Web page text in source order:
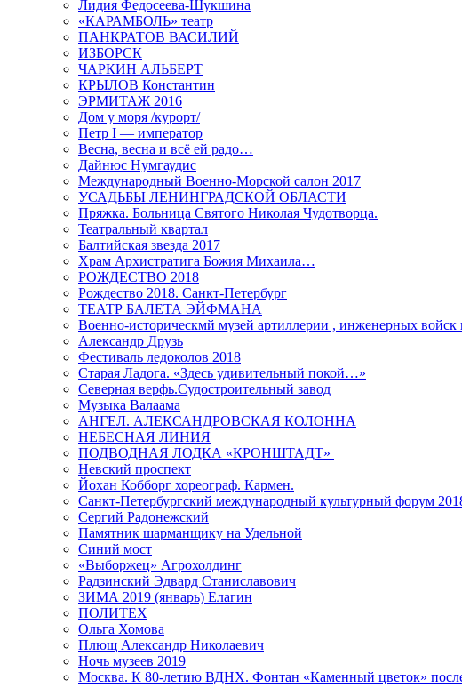
Лидия Федосеева-Шукшина
«КАРАМБОЛЬ» театр
ПАНКРАТОВ ВАСИЛИЙ
ИЗБОРСК
ЧАРКИН АЛЬБЕРТ
КРЫЛОВ Константин
ЭРМИТАЖ 2016
Дом у моря /курорт/
Петр I — император
Весна, весна и всё ей радо…
Дайнюс Нумгаудис
Международный Военно-Морской салон 2017
УСАДЬБЫ ЛЕНИНГРАДСКОЙ ОБЛАСТИ
Пряжка. Больница Святого Николая Чудотворца.
Театральный квартал
Балтийская звезда 2017
Храм Архистратига Божия Михаила…
РОЖДЕСТВО 2018
Рождество 2018. Санкт-Петербург
ТЕАТР БАЛЕТА ЭЙФМАНА
Военно-историческмй музей артиллерии , инженерных войск
Александр Друзь
Фестиваль ледоколов 2018
Старая Ладога. «Здесь удивительный покой…»
Северная верфь.Судостроительный завод
Музыка Валаама
АНГЕЛ. АЛЕКСАНДРОВСКАЯ КОЛОННА
НЕБЕСНАЯ ЛИНИЯ
ПОДВОДНАЯ ЛОДКА «КРОНШТАДТ»
Невский проспект
Йохан Кобборг хореограф. Кармен.
Санкт-Петербургский международный культурный форум
Сергий Радонежский
Памятник шарманщику на Удельной
Синий мост
«Выборжец» Агрохолдинг
Радзинский Эдвард Станиславович
ЗИМА 2019 (январь) Елагин
ПОЛИТЕХ
Ольга Хомова
Плющ Александр Николаевич
Ночь музеев 2019
Москва. К 80-летию ВДНХ. Фонтан «Каменный цветок» после